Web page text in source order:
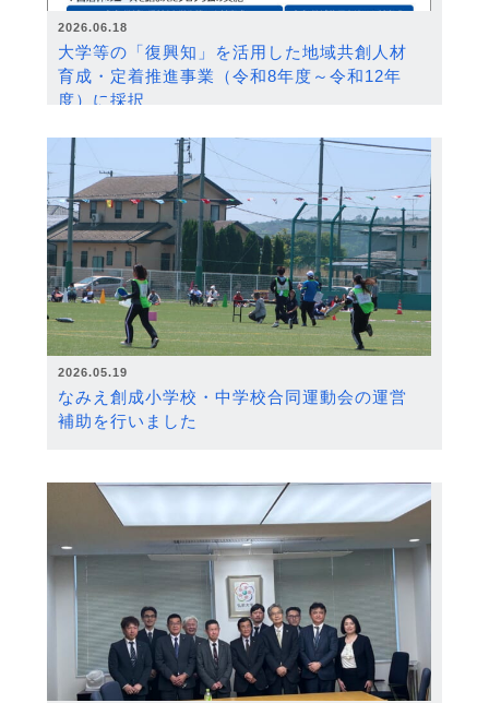
2026.06.18
大学等の「復興知」を活用した地域共創人材
育成・定着推進事業（令和8年度～令和12年
度）に採択
2026.05.19
なみえ創成小学校・中学校合同運動会の運営
補助を行いました